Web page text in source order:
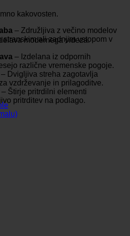
modernega videza.
kakovosten.
– Združljiva z večino modelov
stranskim ali zadnjim vstopom v
– Izdelana iz odpornih
različne vremenske pogoje.
– Dvigljiva streha zagotavlja
vzdrževanje in prilagoditve.
– Štirje pritrdilni elementi
pritrditev na podlago.